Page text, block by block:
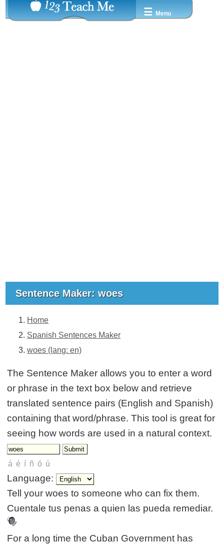
☰ Menu
Sentence Maker: woes
Home
Spanish Sentences Maker
woes (lang: en)
The Sentence Maker allows you to enter a word
or phrase in the text box below and retrieve
translated sentence pairs (English and Spanish)
containing that word/phrase. This tool is great for
seeing how words are used in a natural context.
Language:
Tell your woes to someone who can fix them.
Cuentale tus penas a quien las pueda remediar.
For a long time the Cuban Government has